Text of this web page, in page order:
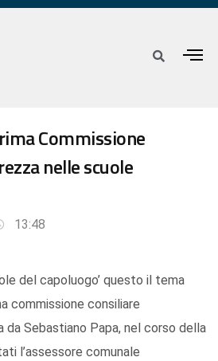
Commissione
nelle scuole
13:48
del capoluogo’ questo il tema
commissione consiliare
da Sebastiano Papa, nel corso della
l’assessore comunale